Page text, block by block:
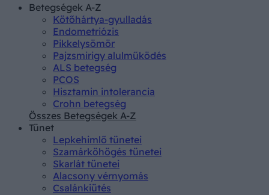
Betegségek A-Z
Kötőhártya-gyulladás
Endometriózis
Pikkelysömör
Pajzsmirigy alulműködés
ALS betegség
PCOS
Hisztamin intolerancia
Crohn betegség
Összes Betegségek A-Z
Tünet
Lepkehimlő tünetei
Szamárköhögés tünetei
Skarlát tünetei
Alacsony vérnyomás
Csalánkiütés